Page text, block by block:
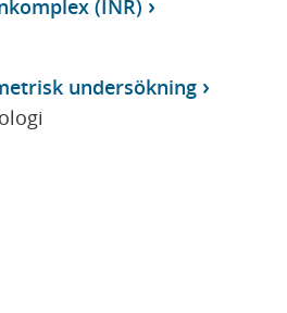
(INR)
undersökning